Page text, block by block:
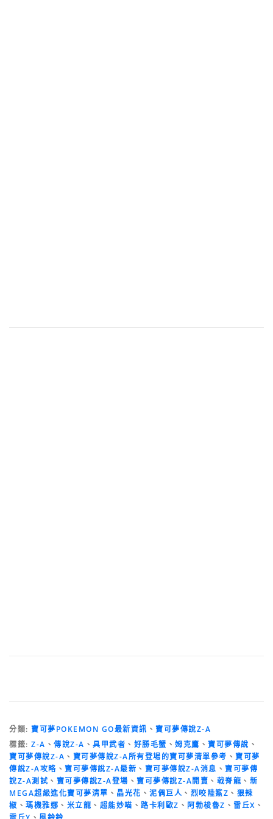
分類: 寶可夢POKEMON GO最新資訊 、 寶可夢傳說Z-A
標籤: Z-A 、 傳說Z-A 、 具甲武者 、 好勝毛蟹 、 姆克鷹 、 寶可夢傳說 、
寶可夢傳說Z-A 、 寶可夢傳說Z-A所有登場的寶可夢清單參考 、 寶可夢
傳說Z-A攻略 、 寶可夢傳說Z-A最新 、 寶可夢傳說Z-A消息 、 寶可夢傳
說Z-A測試 、 寶可夢傳說Z-A登場 、 寶可夢傳說Z-A開賣 、 戟脊龍 、 新
MEGA超級進化寶可夢清單 、 晶光花 、 泥偶巨人 、 烈咬陸鯊Z 、 狠辣
椒 、 瑪機雅娜 、 米立龍 、 超能妙喵 、 路卡利歐Z 、 阿勃梭魯Z 、 雷丘X 、